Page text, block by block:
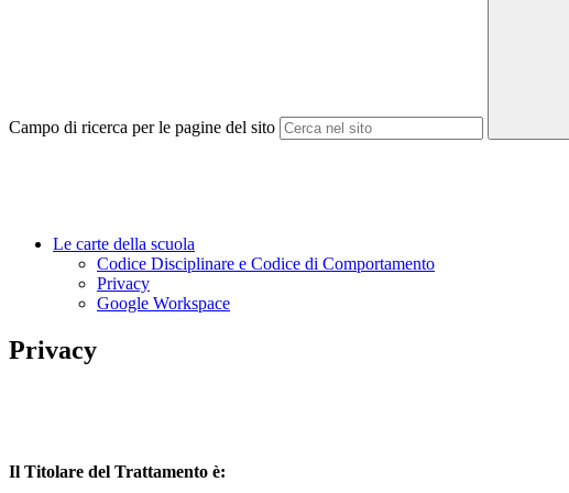
Campo di ricerca per le pagine del sito
Le carte della scuola
Codice Disciplinare e Codice di Comportamento
Privacy
Google Workspace
Privacy
Il Titolare del Trattamento è: